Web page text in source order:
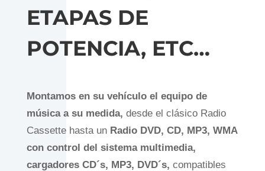
ETAPAS DE
POTENCIA, ETC…
Montamos en su vehículo el equipo de
música a su medida, desde el clásico Radio
Cassette hasta un Radio DVD, CD, MP3, WMA
con control del sistema multimedia,
cargadores CD´s, MP3, DVD´s, compatibles